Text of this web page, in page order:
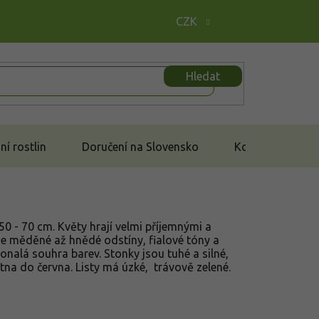
CZK
Hledat
rostlin Doručení na Slovensko Kontakt
- 70 cm. Květy hrají velmi příjemnými a
měděné až hnědé odstíny, fialové tóny a
souhra barev. Stonky jsou tuhé a silné,
do června. Listy má úzké, trávově zelené.